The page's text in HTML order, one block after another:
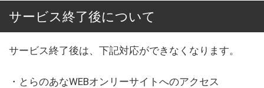
サービス終了後について
サービス終了後は、下記対応ができなくなります。
・とらのあなWEBオンリーサイトへのアクセス